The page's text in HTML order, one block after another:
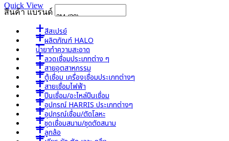
Quick View
สินค้า แบรนด์
+สีสเปรย์
+ผลิตภัณฑ์ HALO
น้ำยาทำความสะอาด
+ลวดเชื่อมประเภทต่าง ๆ
+สายอุตสาหกรรม
+ตู้เชื่อม เครื่องเชื่อมประเภทต่างๆ
+สายเชื่อมไฟฟ้า
+ปืนเชื่อม/อะไหล่ปืนเชื่อม
+อุปกรณ์ HARRIS ประเภทต่างๆ
+อุปกรณ์เชื่อม/ตัดโลหะ
+ชุดเชื่อมสนาม/ชุดตัดสนาม
+ลูกล้อ